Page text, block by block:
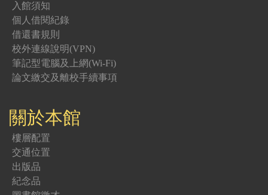
入館須知
個人借閱紀錄
借還書規則
校外連線說明(VPN)
筆記型電腦及上網(Wi-Fi)
論文繳交及離校手續事項
關於本館
樓層配置
交通位置
出版品
紀念品